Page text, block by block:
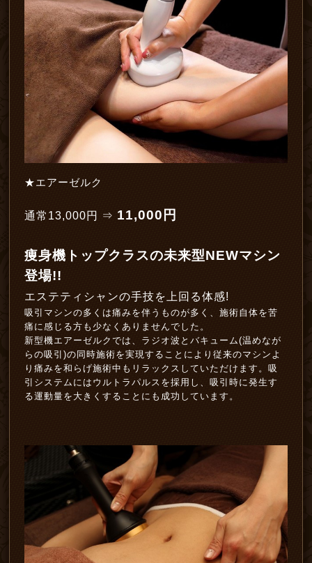
★エアーゼルク
通常13,000円 ⇒ 11,000円
痩身機トップクラスの未来型NEWマシン
登場!!
エステティシャンの手技を上回る体感!
吸引マシンの多くは痛みを伴うものが多く、施術自体を苦
痛に感じる方も少なくありませんでした。
新型機エアーゼルクでは、ラジオ波とバキューム(温めなが
らの吸引)の同時施術を実現することにより従来のマシンよ
り痛みを和らげ施術中もリラックスしていただけます。吸
引システムにはウルトラパルスを採用し、吸引時に発生す
る運動量を大きくすることにも成功しています。